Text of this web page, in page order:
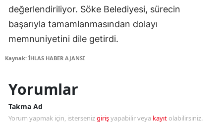
değerlendiriliyor. Söke Belediyesi, sürecin
başarıyla tamamlanmasından dolayı
memnuniyetini dile getirdi.
Kaynak: İHLAS HABER AJANSI
Yorumlar
Takma Ad
Yorum yapmak için, istersenizgirişyapabilir veya kayıt olabilirsiniz.